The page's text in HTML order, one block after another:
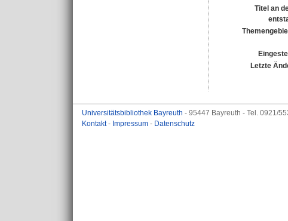
Titel an
Letzte
Universitätsbibliothek Bayreuth - 95447 Bayreuth - Tel. 0921/
Kontakt- Impressum - Datenschutz